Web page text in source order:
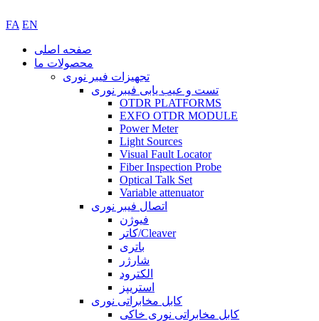
FA EN
صفحه اصلی
محصولات ما
تجهیزات فیبر نوری
تست و عیب یابی فیبر نوری
OTDR PLATFORMS
EXFO OTDR MODULE
Power Meter
Light Sources
Visual Fault Locator
Fiber Inspection Probe
Optical Talk Set
Variable attenuator
اتصال فیبر نوری
فیوژن
کاتر/Cleaver
باتری
شارژر
الکترود
استریپز
کابل مخابراتی نوری
کابل مخابراتی نوری خاکی